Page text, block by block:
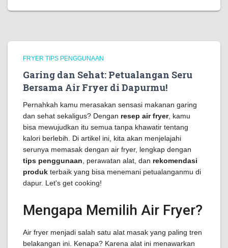
FRYER TIPS PENGGUNAAN
Garing dan Sehat: Petualangan Seru
Bersama Air Fryer di Dapurmu!
Pernahkah kamu merasakan sensasi makanan garing
dan sehat sekaligus? Dengan resep air fryer, kamu
bisa mewujudkan itu semua tanpa khawatir tentang
kalori berlebih. Di artikel ini, kita akan menjelajahi
serunya memasak dengan air fryer, lengkap dengan
tips penggunaan , perawatan alat, dan rekomendasi
produk terbaik yang bisa menemani petualanganmu di
dapur. Let's get cooking!
Mengapa Memilih Air Fryer?
Air fryer menjadi salah satu alat masak yang paling tren
belakangan ini. Kenapa? Karena alat ini menawarkan